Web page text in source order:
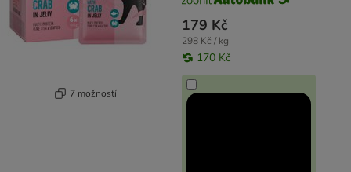
7 možností
179 Kč
298 Kč / kg
170 Kč